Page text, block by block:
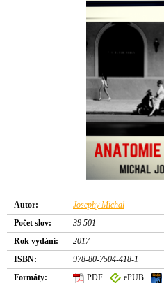
Autor:
Josephy Michal
Počet slov:
39 501
Rok vydání:
2017
ISBN:
978-80-7504-418-1
Formáty:
PDF ePUB